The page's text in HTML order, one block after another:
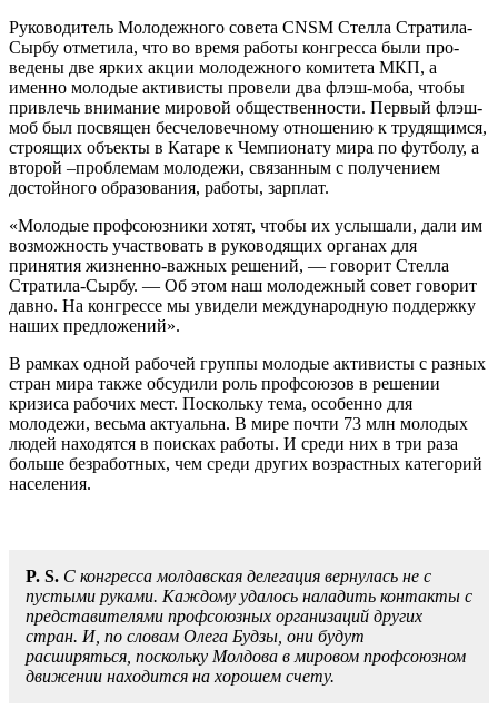
Руководитель Молодежного совета CNSM Стелла Стратила-
Сырбу отметила, что во время работы конгресса были про­
ведены две ярких акции молодежного ко­митета МКП, а
именно молодые активис­ты провели два флэш-моба, чтобы
при­влечь внимание мировой общественнос­ти. Первый флэш-
моб был посвящен бес­человечному отношению к трудящимся,
строящих объекты в Катаре к Чемпиона­ту мира по футболу, а
второй –пробле­мам молодежи, связанным с получени­ем
достойного образования, работы, зарплат.
«Молодые профсоюзники хотят, что­бы их услышали, дали им
возможность участвовать в руководящих органах для
принятия жизненно-важных решений, — говорит Стелла
Стратила-Сырбу. — Об этом наш молодежный совет говорит
давно. На конгрессе мы увидели между­народную поддержку
наших предложе­ний».
В рамках одной рабочей группы моло­дые активисты с разных
стран мира так­же обсудили роль профсоюзов в решении
кризиса рабочих мест. Поскольку тема, особенно для
молодежи, весьма актуаль­на. В мире почти 73 млн молодых
людей находятся в поисках работы. И среди них в три раза
больше безработных, чем сре­ди других возрастных категорий
населе­ния.
P. S. С конгресса молдавская деле­гация вернулась не с
пустыми рука­ми. Каждому удалось наладить кон­такты с
представителями профсо­юзных организаций других
стран. И, по словам Олега Будзы, они бу­дут
расширяться, поскольку Молдо­ва в мировом профсоюзном
движе­нии находится на хорошем счету.